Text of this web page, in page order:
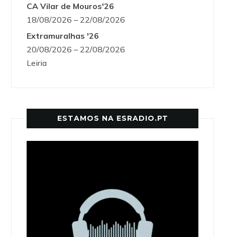
CA Vilar de Mouros'26
18/08/2026 – 22/08/2026
Extramuralhas '26
20/08/2026 – 22/08/2026
Leiria
ESTAMOS NA ESRADIO.PT